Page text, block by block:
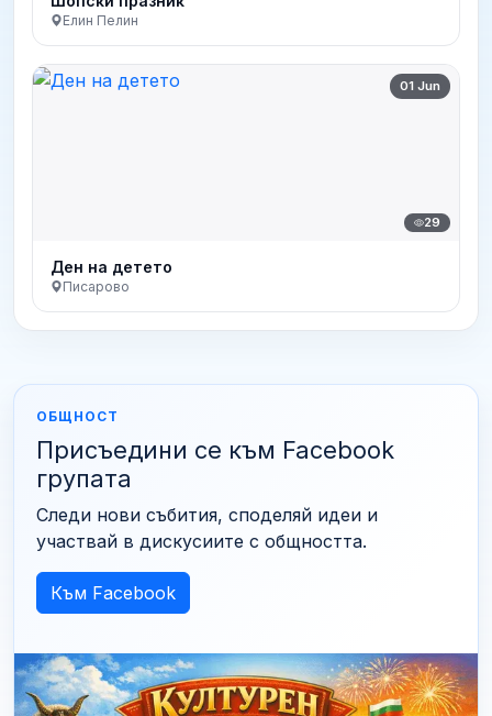
Елин Пелин
01 Jun
29
Ден на детето
Писарово
ОБЩНОСТ
Присъедини се към Facebook
групата
Следи нови събития, споделяй идеи и
участвай в дискусиите с общността.
Към Facebook